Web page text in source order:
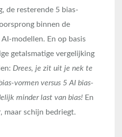
de resterende 5 bias-
binnen de
modellen. En op basis
getalsmatige vergelijking
Drees, je zit uit je nek te
vormen versus 5 AI bias-
minder last van bias! En
maar schijn bedriegt.